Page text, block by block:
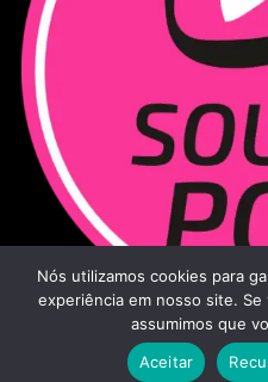
Sou Mais Pop - 2026
Nós utilizamos cookies para
experiência em nosso site.
assumimos que
Aceitar